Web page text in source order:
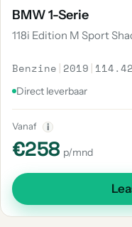
BMW 1-Serie
118i Edition M Sport
Benzine | 2019 |
Direct leverbaar
Vanaf i
€258 p/mnd